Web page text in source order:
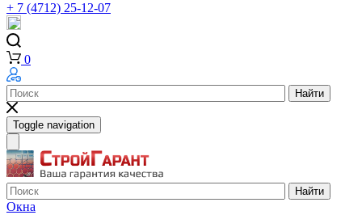
+ 7 (4712) 25-12-07
0
Найти
Toggle navigation
Найти
Окна